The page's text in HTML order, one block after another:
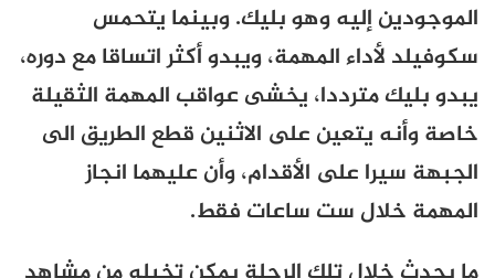
الموجودين إليه وهو بليك. وبينما يتحمس
سكوفيلد لأداء المهمة، ويبدو أكثر اتساقا مع دوره،
يبدو بليك مترددا، يخشى عواقب المهمة الثقيلة
خاصة وأنه يتعين على الاثنين قطع الطريق الى
الجبهة سيرا على الأقدام، وأن عليهما انجاز
المهمة خلال ست ساعات فقط.